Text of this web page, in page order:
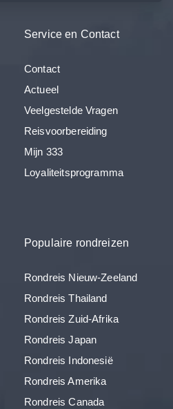
Service en Contact
Contact
Actueel
Veelgestelde Vragen
Reisvoorbereiding
Mijn 333
Loyaliteitsprogramma
Populaire rondreizen
Rondreis Nieuw-Zeeland
Rondreis Thailand
Rondreis Zuid-Afrika
Rondreis Japan
Rondreis Indonesië
Rondreis Amerika
Rondreis Canada